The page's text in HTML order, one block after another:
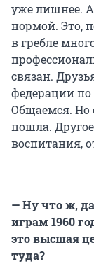
уже лишнее. А
нормой. Это,
в гребле
связан.
федерации по
Общаемся. Но
пошла.
воспитания,
— Ну что ж,
играм 1960
это высшая
туда?